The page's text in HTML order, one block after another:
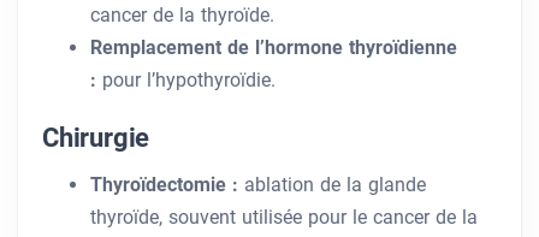
cancer de la thyroïde.
Remplacement de l’hormone thyroïdienne
: pour l’hypothyroïdie.
Chirurgie
Thyroïdectomie : ablation de la glande
thyroïde, souvent utilisée pour le cancer de la